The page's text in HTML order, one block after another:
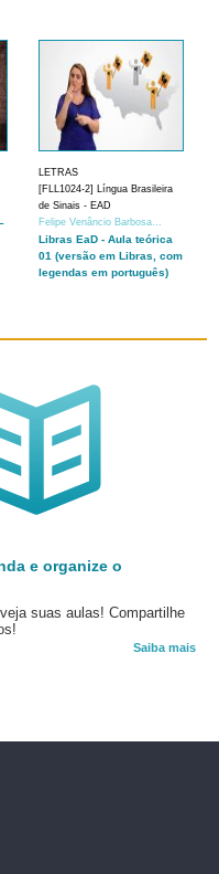
LETRAS
[FLL1024-2] Língua Brasileira
de Sinais - EAD
Felipe Venâncio Barbosa...
Libras EaD - Aula teórica
01 (versão em Libras, com
legendas em português)
e organize o
suas aulas! Compartilhe
Saiba mais